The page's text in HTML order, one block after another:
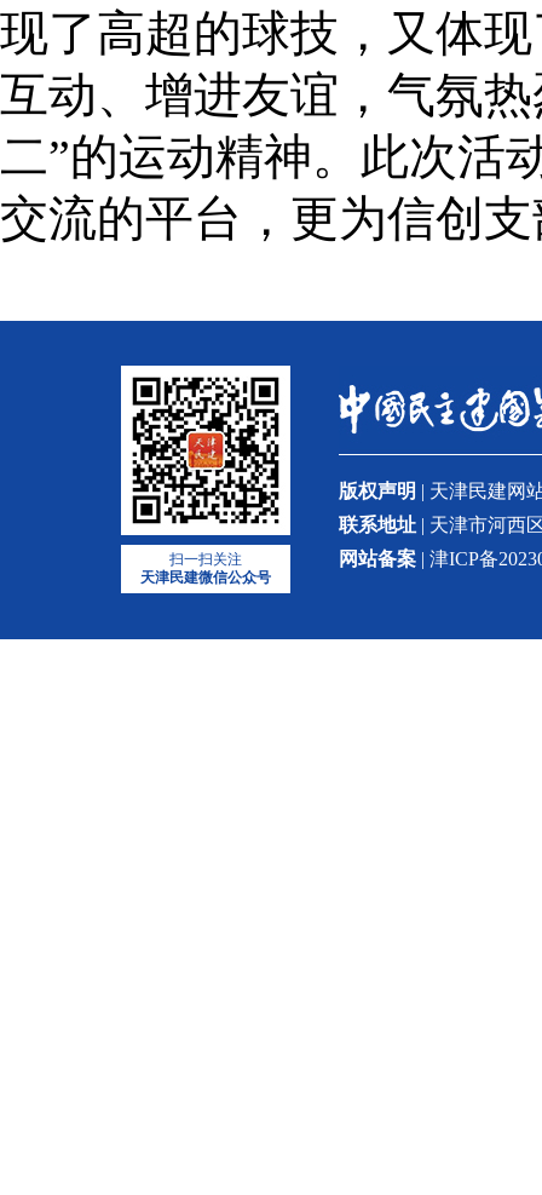
现了高超的球技，又体
互动、增进友谊，气氛
二”的运动精神。此次活
交流的平台，更为信创
扫一扫关注
天津民建微信公众号
版权声明 | 天津民建网
联系地址 | 天津市河西
网站备案 | 津ICP备